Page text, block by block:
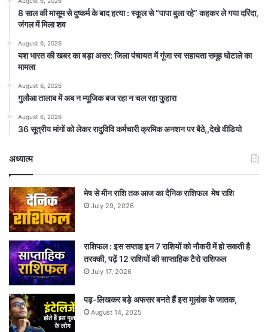
8 साल की मासूम से दुष्कर्म के बाद हत्या : स्कूल से “पापा बुला रहे” कहकर ले गया दरिंदा,
जंगल में मिला शव
August 6, 2026
यश भारत की खबर का बड़ा असर: जिला पंचायत में गूंजा स्व सहायता समूह घोटाले का
मामला
August 6, 2026
गुलौआ तालाब में अब न म्यूजिक बज रहा न चल रहा फुहारा
August 6, 2026
36 सूत्रीय मांगों को लेकर रादुविवि कर्मचारी क्रमिक अनशन पर बैठे,,देखे वीडियो
अध्यात्म
मेष से मीन राशि तक आज का दैनिक राशिफल मेष राशि
July 29, 2026
राशिफल : इस सप्ताह इन 7 राशियों को नौकरी में हो सकती है
तरक्की, पढ़ें 12 राशियों की साप्ताहिक टैरो राशिफल
July 17, 2026
पढ़-लिखकर बड़े अफसर बनते हैं इस मूलांक के जातक,
August 14, 2025